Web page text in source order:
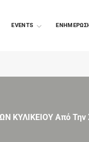
EVENTS
ΚΥΛΙΚΕΙΟΥ Από